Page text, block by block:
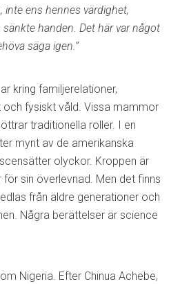
ens hennes värdighet,
handen. Det här var något
säga igen.”
kring familjerelationer,
fysiskt våld. Vissa mammor
traditionella roller. I en
mynt av de amerikanska
olyckor. Kroppen är
sin överlevnad. Men det finns
från äldre generationer och
Några berättelser är science
Nigeria. Efter Chinua Achebe,